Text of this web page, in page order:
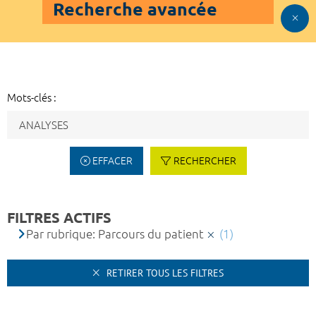
Recherche avancée
Mots-clés :
EFFACER RECHERCHER
FILTRES ACTIFS
Par rubrique: Parcours du patient (1)
RETIRER TOUS LES FILTRES